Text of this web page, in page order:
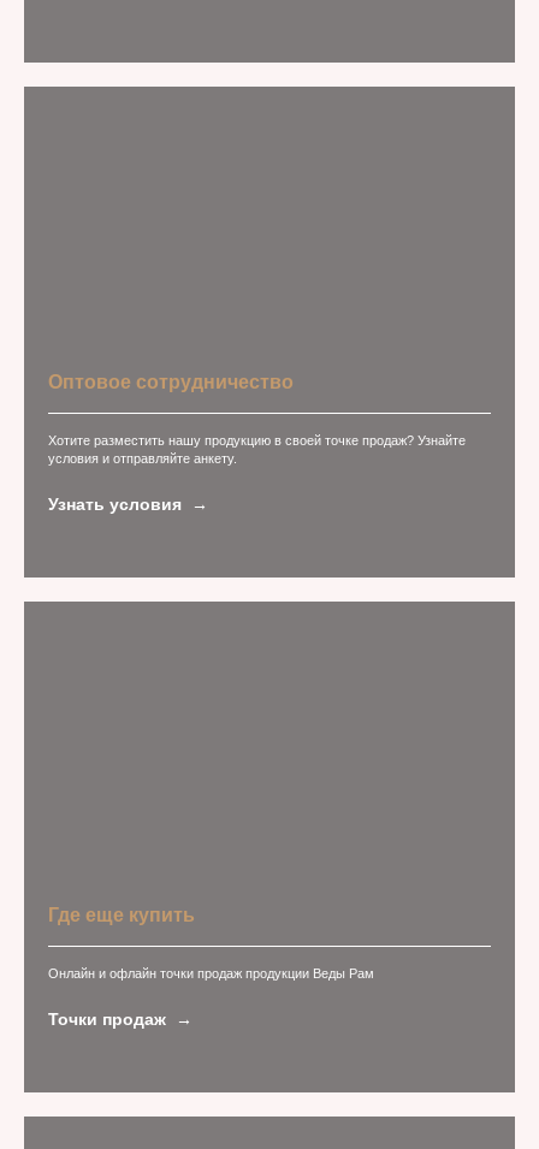
Оптовое сотрудничество
Хотите разместить нашу продукцию в своей точке продаж? Узнайте
условия и отправляйте анкету.
Узнать условия
Где еще купить
Онлайн и офлайн точки продаж продукции Веды Рам
Точки продаж